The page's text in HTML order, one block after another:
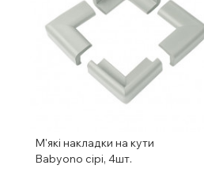
М'які накладки на кути
Babyono сірі, 4шт.